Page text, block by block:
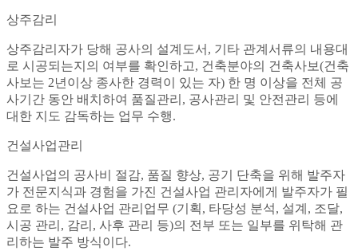
상주감리
상주감리자가 당해 공사의 설계도서, 기타 관계서류의 내용대
로 시공되는지의 여부를 확인하고, 건축분야의 건축사보(건축
사보는 2년이상 종사한 경력이 있는 자) 한 명 이상을 전체 공
사기간 동안 배치하여 품질관리, 공사관리 및 안전관리 등에
대한 지도 감독하는 업무 수행.
건설사업관리
건설사업의 공사비 절감, 품질 향상, 공기 단축을 위해 발주자
가 전문지식과 경험을 가진 건설사업 관리자에게 발주자가 필
요로 하는 건설사업 관리업무 (기획, 타당성 분석, 설계, 조달,
시공 관리, 감리, 사후 관리 등)의 전부 또는 일부를 위탁해 관
리하는 발주 방식이다.